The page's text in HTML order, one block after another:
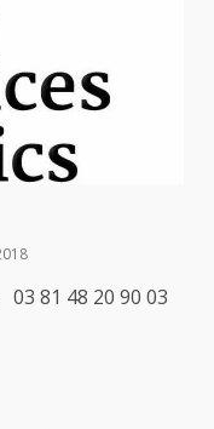
81 48 20 90 03